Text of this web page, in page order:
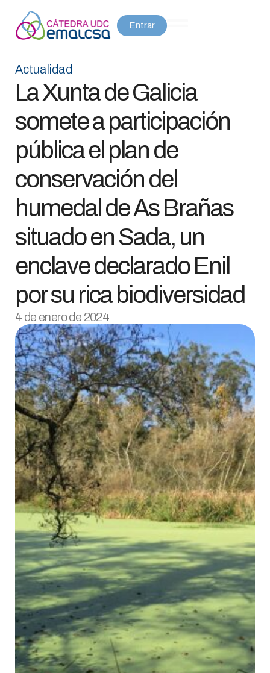
Entrar
Actualidad
La Xunta de Galicia
somete a participación
pública el plan de
conservación del
humedal de As Brañas
situado en Sada, un
enclave declarado Enil
por su rica biodiversidad
4 de enero de 2024